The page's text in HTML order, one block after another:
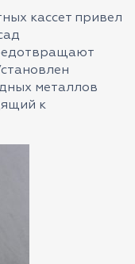
кассет привел
металлов
к